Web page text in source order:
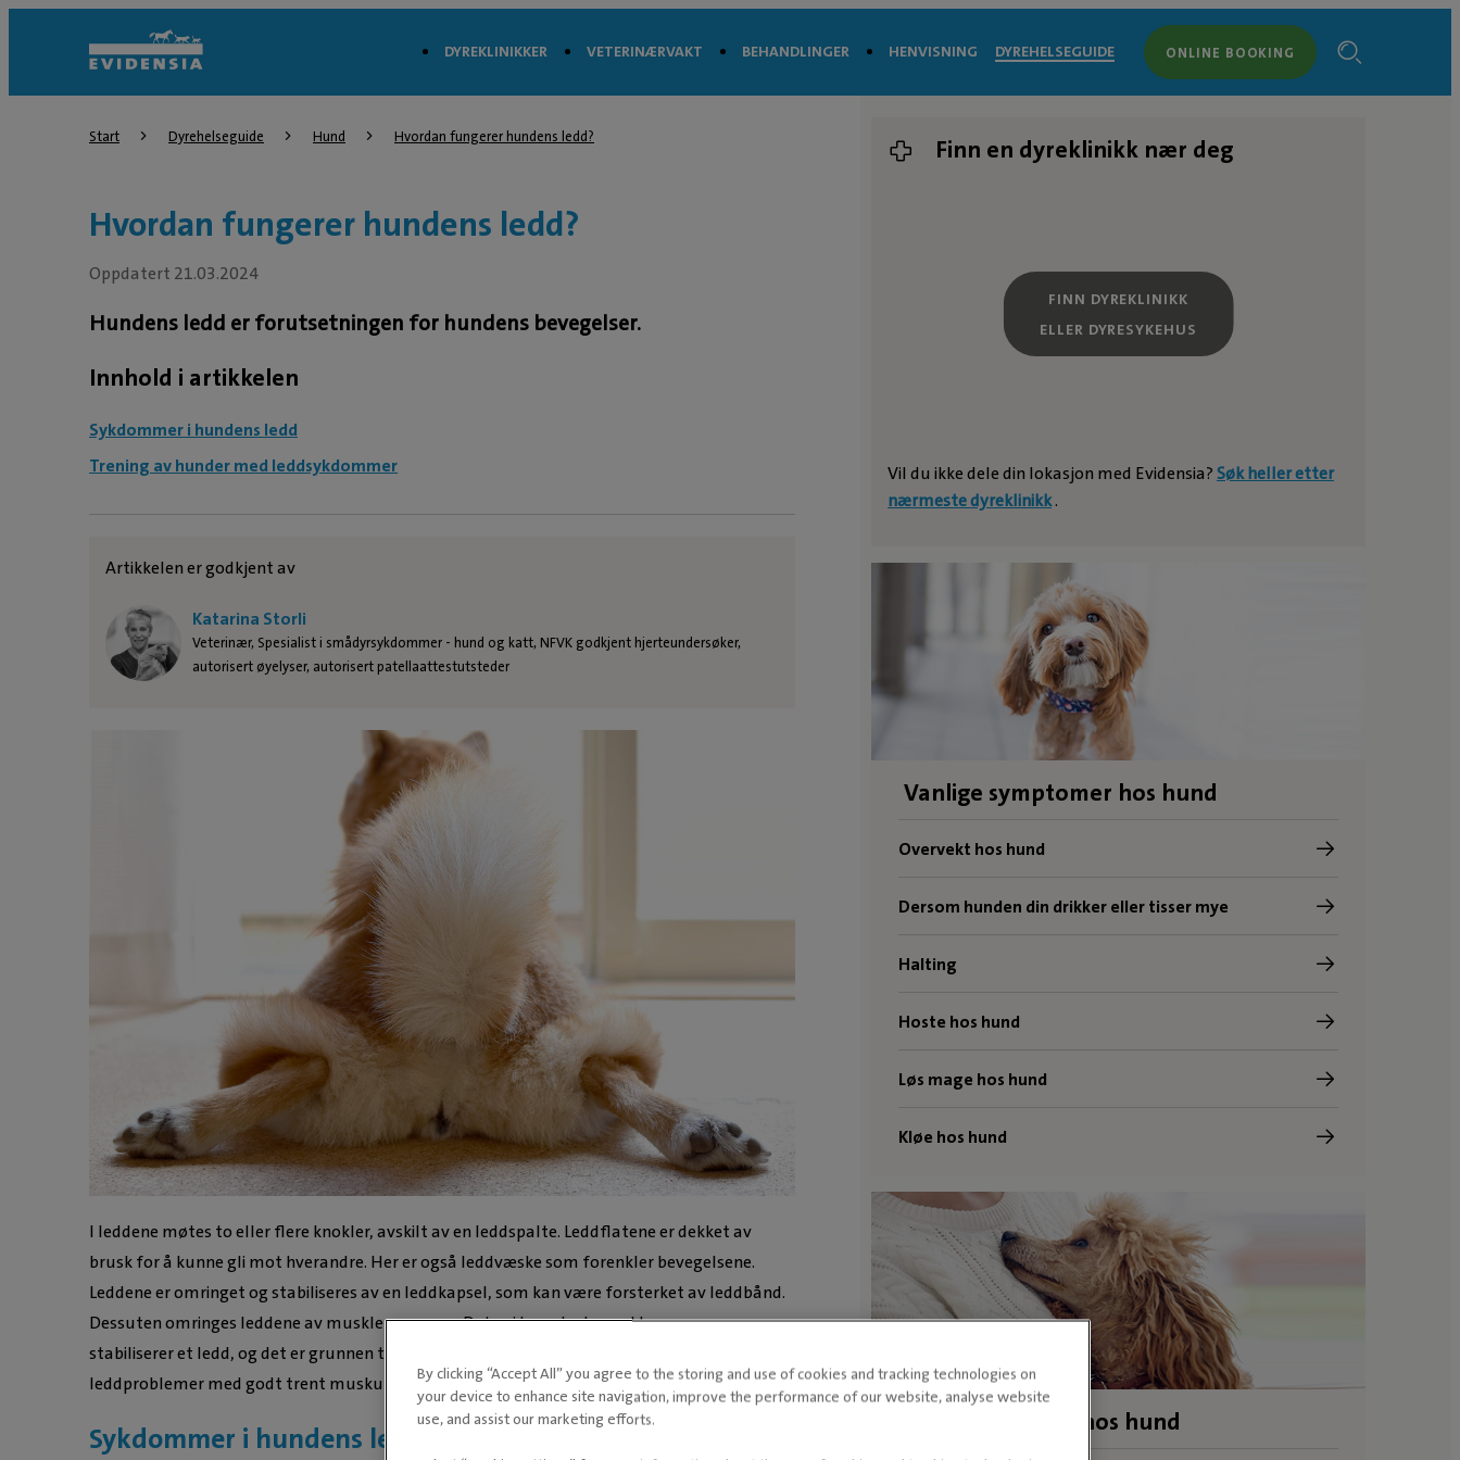
DYREKLINIKKER VETERINÆRVAKT BEHANDLINGER HENVISNING DYREHELSEGUIDE ONLINE BOOKING
Start Dyrehelseguide Hund Hvordan fungerer hundens ledd?
Hvordan fungerer hundens ledd?
Oppdatert 21.03.2024
Hundens ledd er forutsetningen for hundens bevegelser.
Innhold i artikkelen
Sykdommer i hundens ledd
Trening av hunder med leddsykdommer
Artikkelen er godkjent av
Katarina Storli
Veterinær, Spesialist i smådyrsykdommer - hund og katt, NFVK godkjent hjerteundersøker,
autorisert øyelyser, autorisert patellaattestutsteder
I leddene møtes to eller flere knokler, avskilt av en leddspalte. Leddflatene er dekket av
brusk for å kunne gli mot hverandre. Her er også leddvæske som forenkler bevegelsene.
Leddene er omringet og stabiliseres av en leddkapsel, som kan være forsterket av leddbånd.
Dessuten omringes leddene av muskler og sener. Det er i hovedsak musklene som
stabiliserer et ledd, og det er grunnen til at man kan forebygge og delvis behandle
leddproblemer med godt trent muskulatur.
Sykdommer i hundens ledd
Finn en dyreklinikk nær deg
FINN DYREKLINIKK
ELLER DYRESYKEHUS
Vil du ikke dele din lokasjon med Evidensia?Søk heller etter
nærmeste dyreklinikk.
Vanlige symptomer hos hund
Overvekt hos hund
Dersom hunden din drikker eller tisser mye
Halting
Hoste hos hund
Løs mage hos hund
Kløe hos hund
Sykdommer hos hund
By clicking “Accept All” you agree to the storing and use of cookies and tracking technologies on
your device to enhance site navigation, improve the performance of our website, analyse website
use, and assist our marketing efforts.